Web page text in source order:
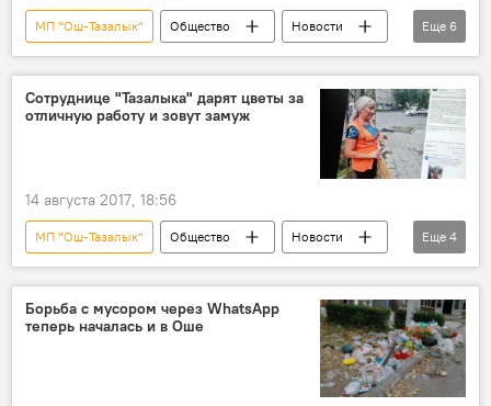
МП "Ош-Тазалык" Общество
Новости
Кыргызстан
Празднование 27-летия независимости Кыргызстана
Бишкек
площадь Ала-Тоо
Еще 6
Сотруднице "Тазалыка" дарят цветы за
отличную работу и зовут замуж
14 августа 2017, 18:56
МП "Ош-Тазалык" Общество
Новости
Кыргызстан
Бишкек
любовь
история
Еще 4
Борьба с мусором через WhatsApp
теперь началась и в Оше